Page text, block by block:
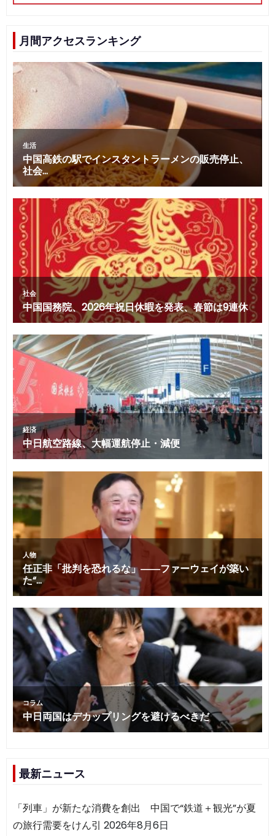
月間アクセスランキング
最新ニュース
「列車」が新たな消費を創出 中国で“鉄道＋観光”が夏
の旅行需要をけん引 2026年8月6日